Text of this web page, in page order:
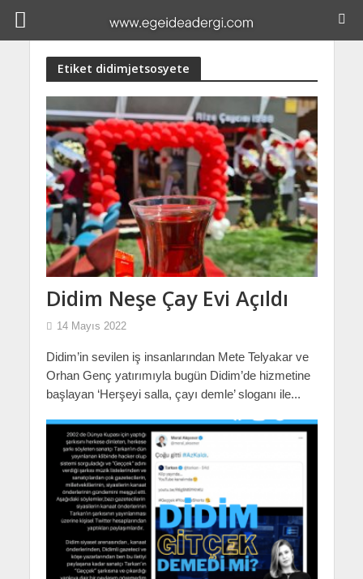
Etiket didimjetsosyete
Didim Neşe Çay Evi Açıldı
14 Mayıs 2022
Didim’in sevilen iş insanlarından Mete Telyakar ve
Orhan Genç yatırımıyla bugün Didim’de hizmetine
başlayan ‘Herşeyi salla, çayı demle’ sloganı ile...